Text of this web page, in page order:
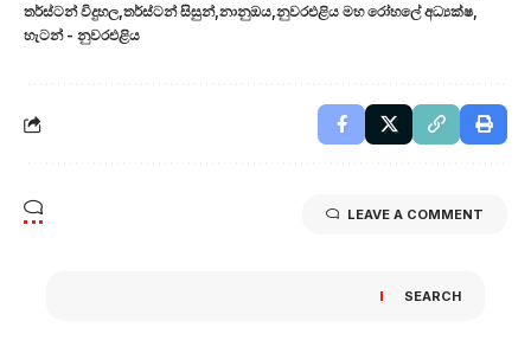
තර්ස්ටන් විදුහල තර්ස්ටන් සිසුන් නානුඔය නුවරඑළිය මහ රෝහලේ අධ්‍යක්ෂ
හැටන් - නුවරඑළිය
LEAVE A COMMENT
SEARCH